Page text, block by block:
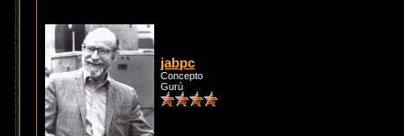
jabpc
Concepto
Gurú